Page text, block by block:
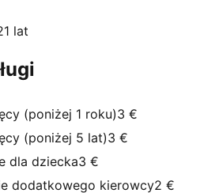
lat
(poniżej 1 roku)3 €
(poniżej 5 lat)3 €
dla dziecka3 €
dodatkowego kierowcy2 €